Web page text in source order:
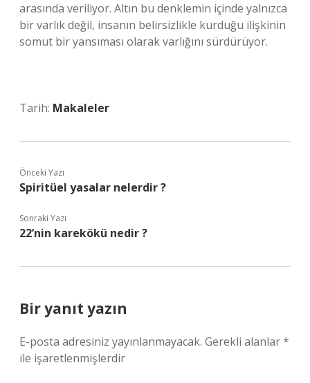
arasında veriliyor. Altın bu denklemin içinde yalnızca
bir varlık değil, insanın belirsizlikle kurduğu ilişkinin
somut bir yansıması olarak varlığını sürdürüyor.
Tarih: Makaleler
Önceki Yazı
Spiritüel yasalar nelerdir ?
Sonraki Yazı
22’nin karekökü nedir ?
Bir yanıt yazın
E-posta adresiniz yayınlanmayacak. Gerekli alanlar*
ile işaretlenmişlerdir